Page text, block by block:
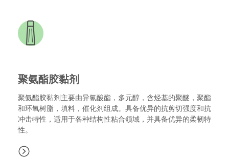
聚氨酯胶黏剂
聚氨酯胶黏剂主要由异氰酸酯，多元醇，含烃基的聚醚，聚酯
和环氧树脂，填料，催化剂组成。具备优异的抗剪切强度和抗
冲击特性，适用于各种结构性粘合领域，并具备优异的柔韧特
性。